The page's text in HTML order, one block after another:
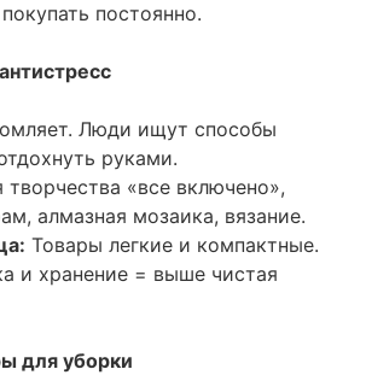
постоянно.
Люди ищут способы
руками.
«все включено»,
алмазная мозаика, вязание.
Товары легкие и компактные.
и хранение = выше чистая
для уборки